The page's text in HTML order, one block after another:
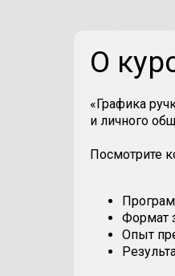
О
«Графика
и личного
Посмотрите
Формат
Опыт